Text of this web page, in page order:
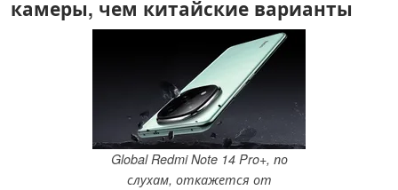
камеры, чем китайские варианты
Global Redmi Note 14 Pro+, по
слухам, откажется от